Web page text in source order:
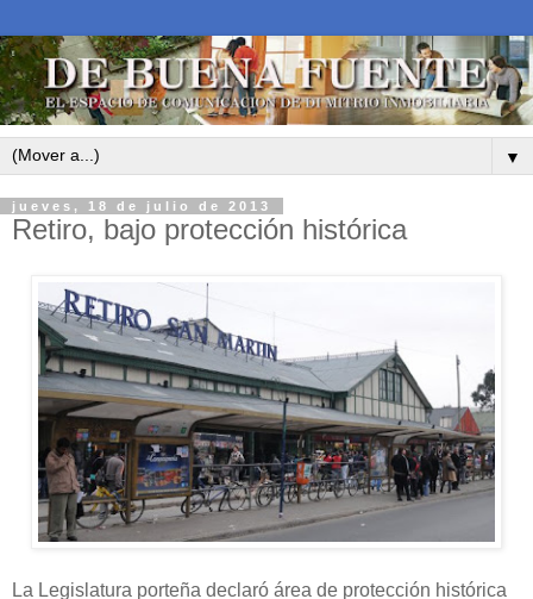
▼
jueves, 18 de julio de 2013
Retiro, bajo protección histórica
La Legislatura porteña declaró área de protección histórica